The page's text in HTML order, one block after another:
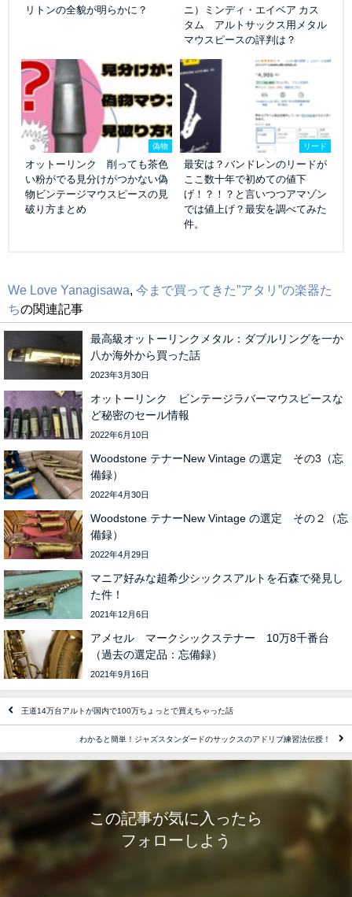
リトンの全貌が明らかに？
ニ）ミンディ・エイベア カス
タム アルトサックス用メタル
マウスピースの評判は？
偽物
オットーリンク 削っても茶色
い粉がでる見分けがつかない偽
物ビンテージマウスピースの見
破り方まとめ
リード
最安は？バンドレンのリードが
ここ数十年で初めての値下
げ！？！？と言いつつアマゾン
では値上げ？最安を調べてみた
件。
We Love Yanagisawa 今まで買ってきた”アタリ”の楽器た
ちの関連記事
最高級オットーリンクメタル：ダブルリングを一か
八か海外から買った話
2023年3月30日
オットーリンク ビンテージラバーマウスピースな
ど秘密のセール情報
2022年6月10日
Woodstone テナーNew Vintage の選定 その3（忘
備録）
2022年4月30日
Woodstone テナーNew Vintage の選定 その２（忘
備録）
2022年4月29日
マニア好みな超希少シックスアルトを石森で発見し
た件！
2021年12月6日
アメセル マークシックステナー 10万8千番台
（過去の選定品：忘備録）
2021年9月16日
王道14万台アルトが国内で100万ちょっとで買えちゃった話
わかると簡単！ジャズスタンダードのサックスのアドリブ練習法伝授！
この記事が気に入ったら
フォローしよう